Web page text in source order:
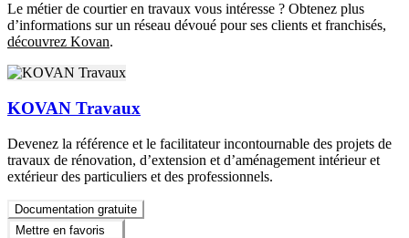
Le métier de courtier en travaux vous intéresse ? Obtenez plus
d’informations sur un réseau dévoué pour ses clients et franchisés,
découvrez Kovan.
KOVAN Travaux
Devenez la référence et le facilitateur incontournable des projets de
travaux de rénovation, d’extension et d’aménagement intérieur et
extérieur des particuliers et des professionnels.
Documentation gratuite
Mettre en favoris